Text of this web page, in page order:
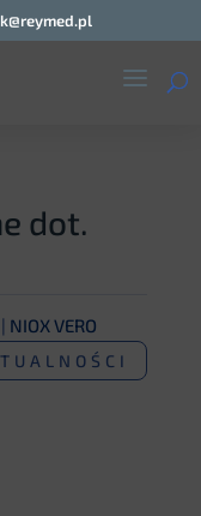
dot.
NIOX VERO